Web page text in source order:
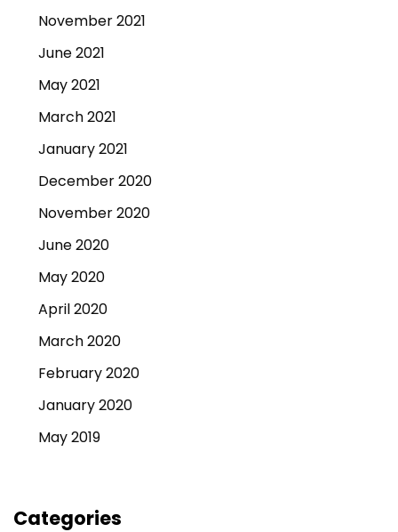
November 2021
June 2021
May 2021
March 2021
January 2021
December 2020
November 2020
June 2020
May 2020
April 2020
March 2020
February 2020
January 2020
May 2019
Categories